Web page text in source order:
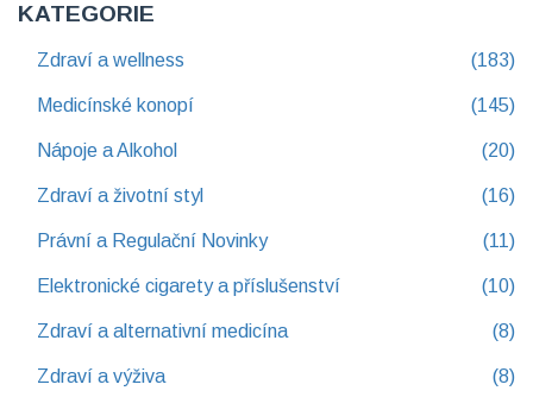
KATEGORIE
Zdraví a wellness (183)
Medicínské konopí (145)
Nápoje a Alkohol (20)
Zdraví a životní styl (16)
Právní a Regulační Novinky (11)
Elektronické cigarety a příslušenství (10)
Zdraví a alternativní medicína (8)
Zdraví a výživa (8)